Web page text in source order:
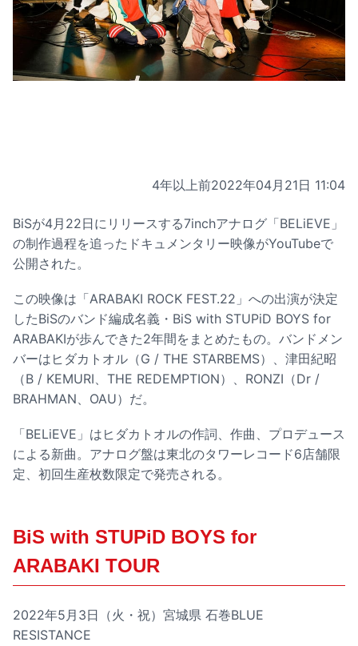
4年以上前2022年04月21日 11:04
BiSが4月22日にリリースする7inchアナログ「BELiEVE」
の制作過程を追ったドキュメンタリー映像がYouTubeで
公開された。
この映像は「ARABAKI ROCK FEST.22」への出演が決定
したBiSのバンド編成名義・BiS with STUPiD BOYS for
ARABAKIが歩んできた2年間をまとめたもの。バンドメン
バーはヒダカトオル（G / THE STARBEMS）、津田紀昭
（B / KEMURI、THE REDEMPTION）、RONZI（Dr /
BRAHMAN、OAU）だ。
「BELiEVE」はヒダカトオルの作詞、作曲、プロデュース
による新曲。アナログ盤は東北のタワーレコード6店舗限
定、初回生産枚数限定で発売される。
BiS with STUPiD BOYS for
ARABAKI TOUR
2022年5月3日（火・祝）宮城県 石巻BLUE
RESISTANCE